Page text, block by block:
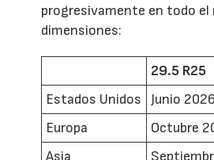
progresivamente en todo el
dimensiones:
29.5 R25
Estados Unidos
Junio 2026
Europa
Octubre
Asia